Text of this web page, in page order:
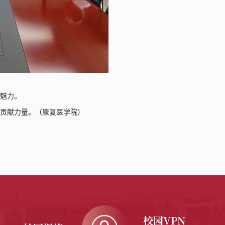
力。
献力量。 （康复医学院）
校园VPN